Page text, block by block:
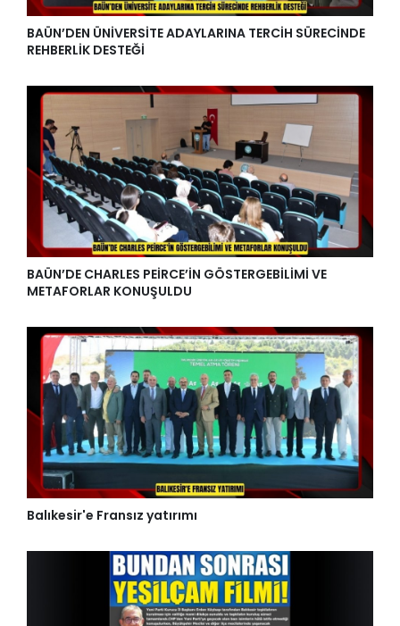
BAÜN’DEN ÜNİVERSİTE ADAYLARINA TERCİH SÜRECİNDE
REHBERLİK DESTEĞİ
BAÜN’DE CHARLES PEİRCE’İN GÖSTERGEBİLİMİ VE
METAFORLAR KONUŞULDU
Balıkesir'e Fransız yatırımı